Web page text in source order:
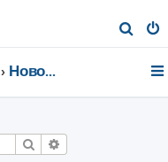
о
Новости портала
Поиск